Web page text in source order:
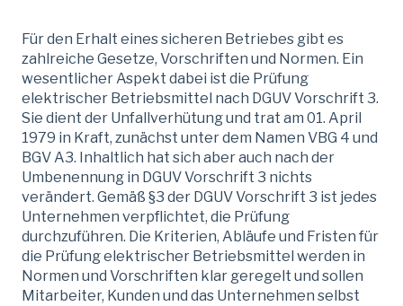
Für den Erhalt eines sicheren Betriebes gibt es
zahlreiche Gesetze, Vorschriften und Normen. Ein
wesentlicher Aspekt dabei ist die Prüfung
elektrischer Betriebsmittel nach DGUV Vorschrift 3.
Sie dient der Unfallverhütung und trat am 01. April
1979 in Kraft, zunächst unter dem Namen VBG 4 und
BGV A3. Inhaltlich hat sich aber auch nach der
Umbenennung in DGUV Vorschrift 3 nichts
verändert. Gemäß §3 der DGUV Vorschrift 3 ist jedes
Unternehmen verpflichtet, die Prüfung
durchzuführen. Die Kriterien, Abläufe und Fristen für
die Prüfung elektrischer Betriebsmittel werden in
Normen und Vorschriften klar geregelt und sollen
Mitarbeiter, Kunden und das Unternehmen selbst